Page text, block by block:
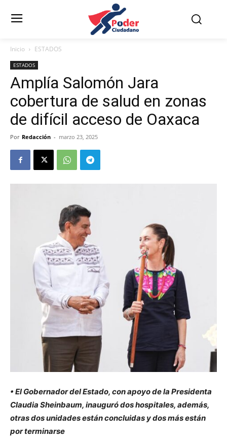
Inicio ESTADOS
ESTADOS
Amplía Salomón Jara
cobertura de salud en zonas
de difícil acceso de Oaxaca
Por Redacción - marzo 23, 2025
• El Gobernador del Estado, con apoyo de la Presidenta
Claudia Sheinbaum, inauguró dos hospitales, además,
otras dos unidades están concluidas y dos más están
por terminarse